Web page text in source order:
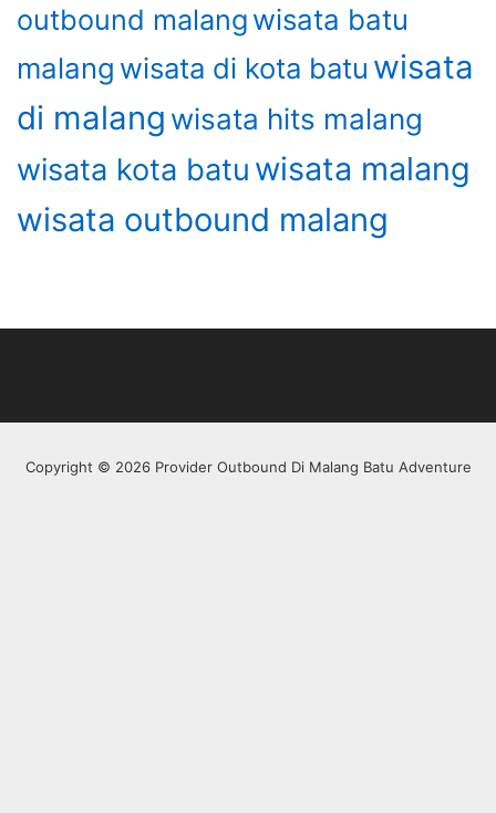
outbound malang wisata batu
malang wisata di kota batu wisata
di malang wisata hits malang
wisata kota batu wisata malang
wisata outbound malang
Copyright © 2026 Provider Outbound Di Malang Batu Adventure